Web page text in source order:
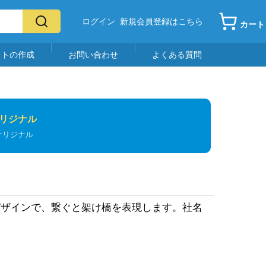
ログイン 新規会員登録はこちら カート
の作成 お問い合わせ よくある質問
ジナル
リジナル
インで、繋ぐと架け橋を表現します。社名